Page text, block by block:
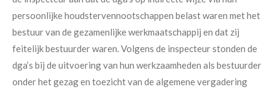
persoonlijke houdstervennootschappen belast waren met het
bestuur van de gezamenlijke werkmaatschappij en dat zij
feitelijk bestuurder waren. Volgens de inspecteur stonden de
dga’s bij de uitvoering van hun werkzaamheden als bestuurder
onder het gezag en toezicht van de algemene vergadering